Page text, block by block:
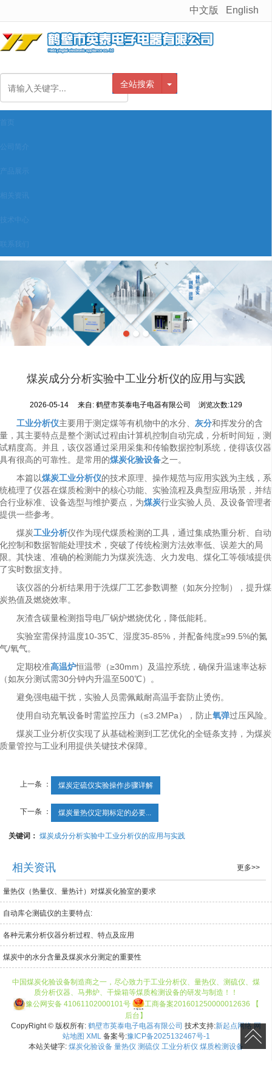
很遗憾，因您的浏览器版本过低导致无法获得最佳浏览体验，推荐下载安装谷歌浏览器！
中文版 English
全站搜索
首页
公司简介
产品展示
相关资讯
技术中心
联系我们
煤炭成分分析实验中工业分析仪的应用与实践
2026-05-14 来自:鹤壁市英泰电子电器有限公司 浏览次数:129
工业分析仪主要用于测定煤等有机物中的水分、 灰分和挥发分的含
量，其主要特点是整个测试过程由计算机控制自动完成，分析时间短，测
试精度高。并且，该仪器通过采用采集和传输数据控制系统，使得该仪器
具有很高的可靠性。是常用的煤炭化验设备之一。
本篇以煤炭工业分析仪的技术原理、操作规范与应用实践为主线，系
统梳理了仪器在煤质检测中的核心功能、实验流程及典型应用场景，并结
合行业标准、设备选型与维护要点，为煤炭行业实验人员、及设备管理者
提供一些参考。
煤炭工业分析仪作为现代煤质检测的工具，通过集成热重分析、自动
化控制和数据智能处理技术，突破了传统检测方法效率低、误差大的局
限。其快速、准确的检测能力为煤炭洗选、火力发电、煤化工等领域提供
了实时数据支持。
该仪器的分析结果用于洗煤厂工艺参数调整（如灰分控制），提升煤
炭热值及燃烧效率。
灰渣含碳量检测指导电厂锅炉燃烧优化，降低能耗。
实验室需保持温度10-35℃、湿度35-85%，并配备纯度≥99.5%的氮
气/氧气。
定期校准高温炉恒温带（≥30mm）及温控系统，确保升温速率达标
（如灰分测试需30分钟内升温至500℃）。
避免强电磁干扰，实验人员需佩戴耐高温手套防止烫伤。
使用自动充氧设备时需监控压力（≤3.2MPa），防止氧弹过压风险。
煤炭工业分析仪实现了从基础检测到工艺优化的全链条支持，为煤炭
质量管控与工业利用提供关键技术保障。
上一条 ： 煤炭定硫仪实验操作步骤详解
下一条 ： 煤炭量热仪定期标定的必要...
关键词：煤炭成分分析实验中工业分析仪的应用与实践
相关资讯 更多>>
量热仪（热量仪、量热计）对煤炭化验室的要求
自动库仑测硫仪的主要特点:
各种元素分析仪器分析过程、特点及应用
煤炭中的水分含量及煤炭水分测定的重要性
中 国煤炭化验设备制造商之一，尽心致力于工业分析仪、 量热仪、 测硫仪、 煤
质分析仪器、 马弗炉、 干燥箱等煤质检测设备的研发与制造！！
豫公网安备 41061102000101号
工商备案201601250000012636
【
后台 】
CopyRight © 版权所有: 鹤壁市英泰电子电器有限公司 技术支持:新起点网络 网
站地图 XML备案号:豫ICP备2025132467号-1
本站关键字: 煤炭化验设备 量热仪 测硫仪 工业分析仪 煤质检测设备